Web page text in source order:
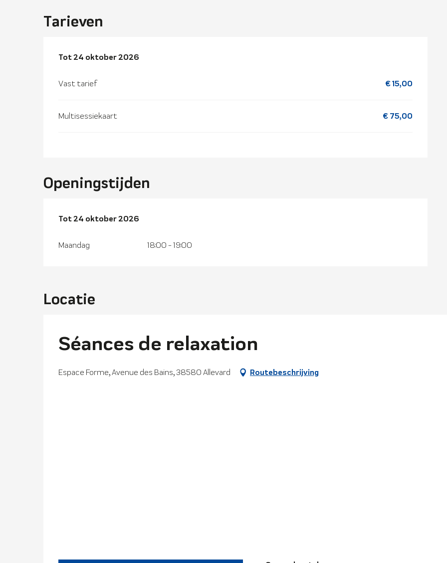
Tarieven
Van30 maart 2026tot
Tot24 oktober 2026
Vast tarief € 15,00
Multisessiekaart € 75,00
Openingstijden
Vanaf30 maart 2026
Tot24 oktober 2026
Maandag 18:00 - 19:00
Locatie
Séances de relaxation
Espace Forme, Avenue des Bains, 38580 Allevard Routebeschrijving